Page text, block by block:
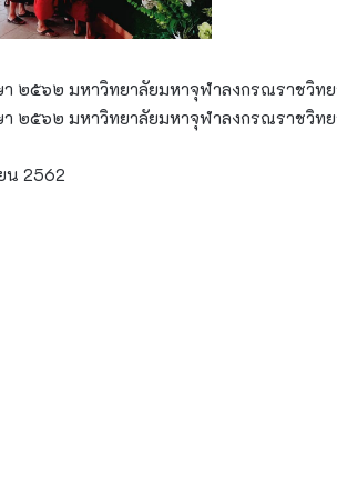
๒๕๖๒ มหาวิทยาลัยมหาจุฬาลงกรณราชวิท
๒๕๖๒ มหาวิทยาลัยมหาจุฬาลงกรณราชวิทย
น 2562